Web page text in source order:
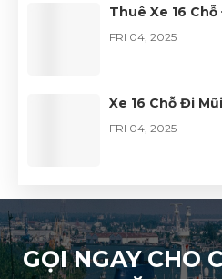
Thuê Xe 16
FRI 04, 2025
Xe 16 Chỗ Đi
FRI 04, 2025
GỌI NGAY CHO